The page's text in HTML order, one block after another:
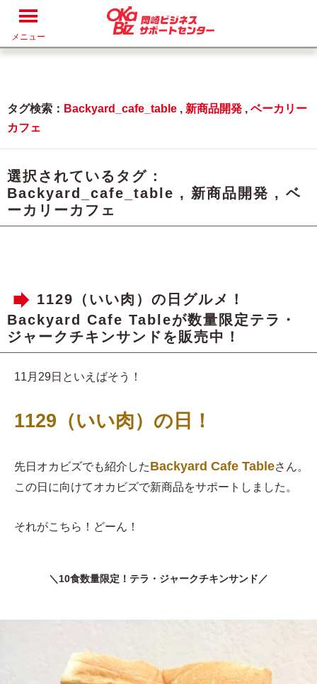
メニュー
タグ検索： Backyard_cafe_table , 新商品開発 , ベーカリー
カフェ
選択されているタグ :
Backyard_cafe_table , 新商品開発 , ベ
ーカリーカフェ
1129（いい肉）の日グルメ！
Backyard Cafe Tableが数量限定テラ・
ジャークチキンサンドを販売中！
11月29日といえばそう！
1129（いい肉）の日！
先日オカビズでも紹介したBackyard Cafe Tableさん。
この日に向けてオカビズで新商品をサポートしました。
それがこちら！どーん！
＼10食数量限定！テラ・ジャークチキンサンド／